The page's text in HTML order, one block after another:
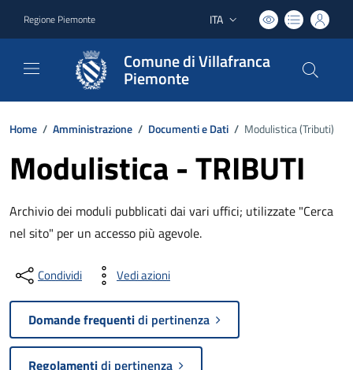
Regione Piemonte Lingua attiva:
ITA
Comune di Villafranca
Piemonte
Home / Amministrazione / Documenti e Dati / Modulistica (Tributi)
Modulistica - TRIBUTI
Archivio dei moduli pubblicati dai vari uffici; utilizzate "Cerca
nel sito" per un accesso più agevole.
Condividi Vedi azioni
Domande frequentidi pertinenza
Regolamentidi pertinenza